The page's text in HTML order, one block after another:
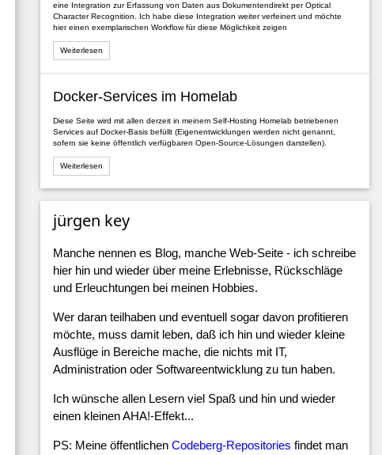
eine Integration zur Erfassung von Daten aus Dokumentendirekt per Optical
Character Recognition. Ich habe diese Integration weiter verfeinert und möchte
hier einen exemplarischen Workflow für diese Möglichkeit zeigen
Weiterlesen
Docker-Services im Homelab
Diese Seite wird mit allen derzeit in meinem Self-Hosting Homelab betriebenen
Services auf Docker-Basis befüllt (Eigenentwicklungen werden nicht genannt,
sofern sie keine öffentlich verfügbaren Open-Source-Lösungen darstellen).
Weiterlesen
jürgen key
Manche nennen es Blog, manche Web-Seite - ich schreibe
hier hin und wieder über meine Erlebnisse, Rückschläge
und Erleuchtungen bei meinen Hobbies.
Wer daran teilhaben und eventuell sogar davon profitieren
möchte, muss damit leben, daß ich hin und wieder kleine
Ausflüge in Bereiche mache, die nichts mit IT,
Administration oder Softwareentwicklung zu tun haben.
Ich wünsche allen Lesern viel Spaß und hin und wieder
einen kleinen AHA!-Effekt...
PS: Meine öffentlichen Codeberg-Repositories findet man